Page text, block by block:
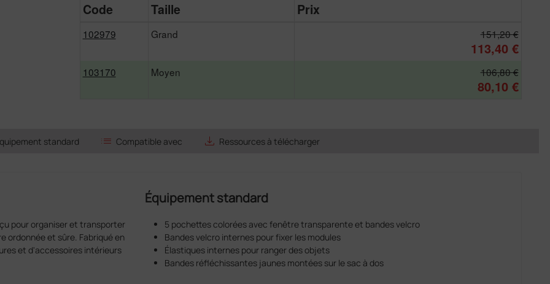
Code Taille Prix
102979 Grand 151,20 €
113,40 €
103170 Moyen 106,80 €
80,10 €
standard list Compatible avec save_alt Ressources à télécharger
pour organiser et transporter
ordonnée et sûre. Fabriqué en
et d'accessoires intérieurs
Équipement standard
5 pochettes colorées avec fenêtre transparente et bandes velcro
Bandes velcro internes pour fixer les modules
Élastiques internes pour ranger des objets
Bandes réfléchissantes jaunes montées sur le sac à dos